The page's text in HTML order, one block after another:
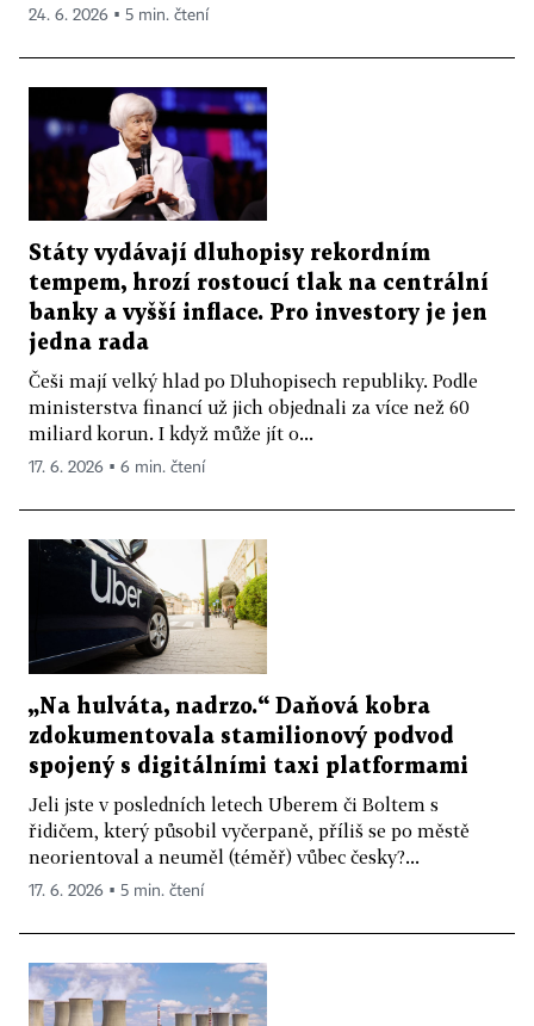
24. 6. 2026 ▪ 5 min. čtení
Státy vydávají dluhopisy rekordním
tempem, hrozí rostoucí tlak na centrální
banky a vyšší inflace. Pro investory je jen
jedna rada
Češi mají velký hlad po Dluhopisech republiky. Podle
ministerstva financí už jich objednali za více než 60
miliard korun. I když může jít o...
17. 6. 2026 ▪ 6 min. čtení
„Na hulváta, nadrzo.“ Daňová kobra
zdokumentovala stamilionový podvod
spojený s digitálními taxi platformami
Jeli jste v posledních letech Uberem či Boltem s
řidičem, který působil vyčerpaně, příliš se po městě
neorientoval a neuměl (téměř) vůbec česky?...
17. 6. 2026 ▪ 5 min. čtení